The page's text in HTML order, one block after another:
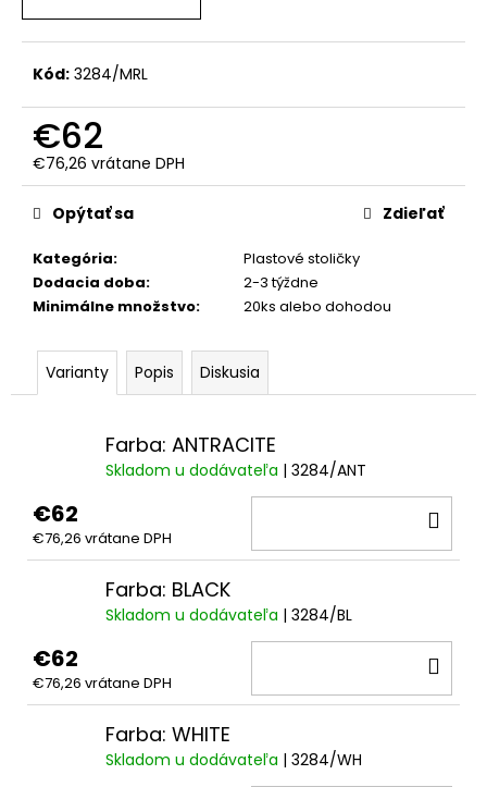
Kód: 3284/MRL
€62
€76,26 vrátane DPH
Jednotková
cena:
Kategória:
Plastové stoličky
Dodacia doba:
2-3 týždne
Minimálne množstvo: 20ks alebo dohodou
Opýtať sa Zdieľať
Varianty Popis Diskusia
Farba: ANTRACITE
Skladom u dodávateľa | 3284/ANT
€62
€76,26 vrátane DPH
Farba: BLACK
Skladom u dodávateľa | 3284/BL
€62
€76,26 vrátane DPH
Farba: WHITE
Skladom u dodávateľa | 3284/WH
m
e